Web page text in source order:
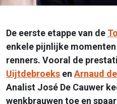
De eerste etappe van de
enkele pijnlijke
renners. Vooral de
Uijtdebroeks en Arnaud
Analist José De Cauwer
wenkbrauwen toe en